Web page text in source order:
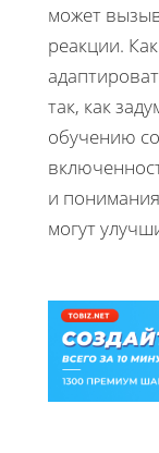
может
реакции.
так, как
обучению
и
могут